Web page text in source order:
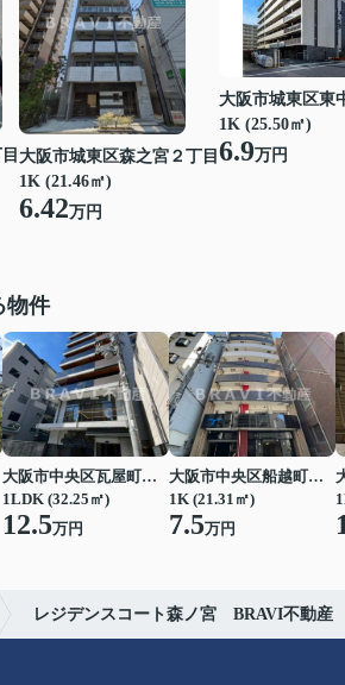
大阪市城東区森之宮２丁目
1K (21.46㎡)
6.42万円
大阪市城東区東
1K (25.50㎡)
6.9万円
物件
大阪市中央区瓦屋町１丁目
1LDK (32.25㎡)
12.5万円
大阪市中央区船越町２丁目
1K (21.31㎡)
7.5万円
レジデンスコート森ノ宮 BRAVI不動産